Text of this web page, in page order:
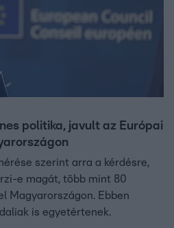
politika, javult az Európai
szerint arra a kérdésre,
e magát, több mint 80
Magyarországon. Ebben
is egyetértenek.